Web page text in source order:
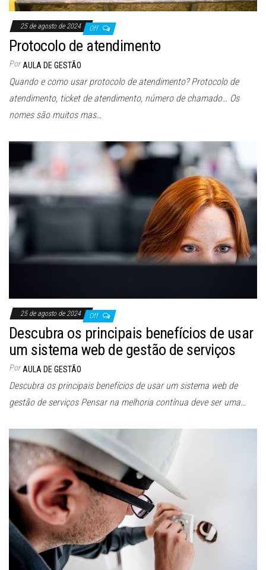
25 de agosto de 2024 Off
Protocolo de atendimento
Por AULA DE GESTÃO
Quando e como usar protocolo de atendimento? Protocolo de
atendimento, ticket de atendimento, número de chamado… Os
nomes são muitos mas…
25 de agosto de 2024 Off
Descubra os principais benefícios de usar
um sistema web de gestão de serviços
Por AULA DE GESTÃO
Descubra os principais benefícios de usar um sistema web de
gestão de serviços Pensar na melhoria contínua deve ser uma…